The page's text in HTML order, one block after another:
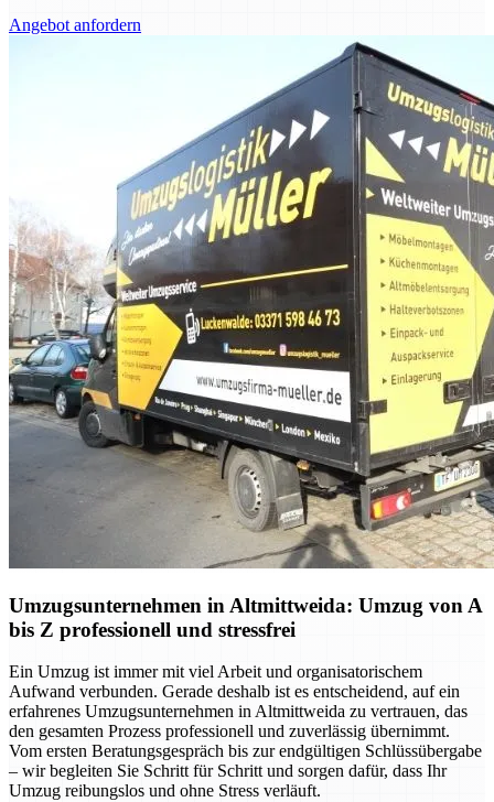
Angebot anfordern
Umzugsunternehmen in Altmittweida: Umzug von A
bis Z professionell und stressfrei
Ein Umzug ist immer mit viel Arbeit und organisatorischem
Aufwand verbunden. Gerade deshalb ist es entscheidend, auf ein
erfahrenes Umzugsunternehmen in Altmittweida zu vertrauen, das
den gesamten Prozess professionell und zuverlässig übernimmt.
Vom ersten Beratungsgespräch bis zur endgültigen Schlüssübergabe
– wir begleiten Sie Schritt für Schritt und sorgen dafür, dass Ihr
Umzug reibungslos und ohne Stress verläuft.